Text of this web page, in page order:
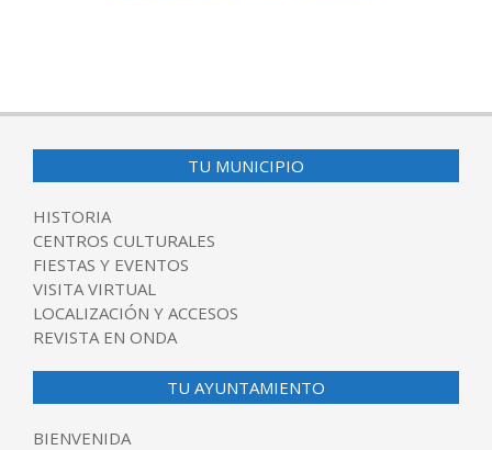
06-
TU MUNICIPIO
HISTORIA
CENTROS CULTURALES
FIESTAS Y EVENTOS
VISITA VIRTUAL
LOCALIZACIÓN Y ACCESOS
REVISTA EN ONDA
TU AYUNTAMIENTO
BIENVENIDA